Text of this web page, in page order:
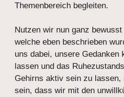
Themenbereich begleiten.
Nutzen wir nun ganz
welche eben beschrieben
uns dabei, unsere Gedanken
lassen und das
Gehirns aktiv sein zu lassen,
sein, dass wir mit den